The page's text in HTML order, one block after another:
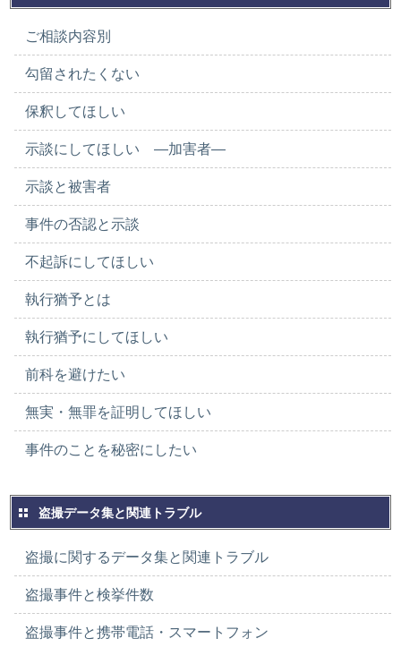
ご相談内容別
勾留されたくない
保釈してほしい
示談にしてほしい ―加害者―
示談と被害者
事件の否認と示談
不起訴にしてほしい
執行猶予とは
執行猶予にしてほしい
前科を避けたい
無実・無罪を証明してほしい
事件のことを秘密にしたい
盗撮データ集と関連トラブル
盗撮に関するデータ集と関連トラブル
盗撮事件と検挙件数
盗撮事件と携帯電話・スマートフォン